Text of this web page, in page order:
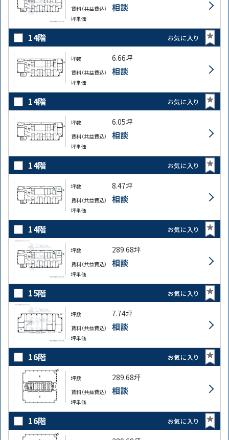
賃料（共益費込） 相談
坪単価
14階 お気に入り
坪数 6.66坪
賃料（共益費込） 相談
坪単価
14階 お気に入り
坪数 6.05坪
賃料（共益費込） 相談
坪単価
14階 お気に入り
坪数 8.47坪
賃料（共益費込） 相談
坪単価
14階 お気に入り
坪数 289.68坪
賃料（共益費込） 相談
坪単価
15階 お気に入り
坪数 7.74坪
賃料（共益費込） 相談
坪単価
16階 お気に入り
坪数 289.68坪
賃料（共益費込） 相談
坪単価
16階 お気に入り